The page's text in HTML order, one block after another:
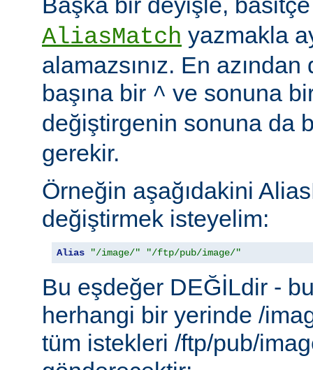
AliasMatch yazmakla
alamazsınız. En
başına bir ^ ve sonuna
değiştirgenin sonuna da
gerekir.
Örneğin aşağıdakini
değiştirmek isteyelim:
Alias "/image/" "/ftp/pub/image/"
Bu eşdeğer DEĞİLdir -
herhangi bir yerinde /
tüm istekleri /ftp/pub/